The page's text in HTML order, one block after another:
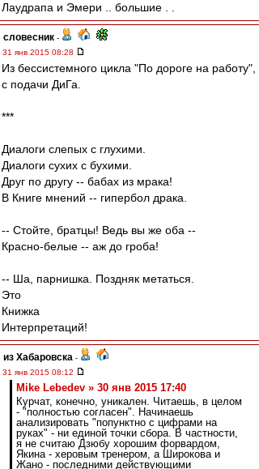
Лаудрапа и Эмери .. большие . .
словесник -
31 янв 2015 08:28
Из бессистемного цикла "По дороге на работу",
с подачи ДиГа.
***
Диалоги слепых с глухими.
Диалоги сухих с бухими.
Друг по другу -- бабах из мрака!
В Книге мнений -- гипербол драка.
-- Стойте, братцы! Ведь вы же оба --
Красно-белые -- аж до гроба!
-- Ша, парнишка. Поздняк метаться.
Это
Книжка
Интерпретаций!
из Хабаровска -
31 янв 2015 08:12
Mike Lebedev » 30 янв 2015 17:40
Курчат, конечно, уникален. Читаешь, в целом
- "полностью согласен". Начинаешь
анализировать "попунктно с цифрами на
руках" - ни единой точки сбора. В частности,
я не считаю Дзюбу хорошим форвардом,
Якина - херовым тренером, а Широкова и
Жано - последними действующими